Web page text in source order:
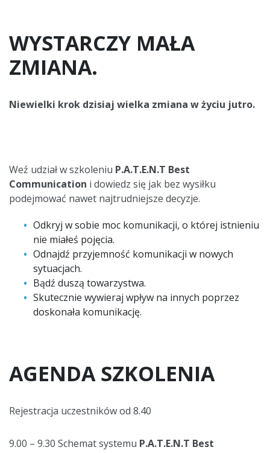
WYSTARCZY MAŁA
ZMIANA.
Niewielki krok dzisiaj wielka zmiana w życiu jutro.
Weź udział w szkoleniu P.A.T.E.N.T Best
Communication i dowiedz się jak bez wysiłku
podejmować nawet najtrudniejsze decyzje.
Odkryj w sobie moc komunikacji, o której istnieniu
nie miałeś pojęcia.
Odnajdź przyjemność komunikacji w nowych
sytuacjach.
Bądź duszą towarzystwa.
Skutecznie wywieraj wpływ na innych poprzez
doskonała komunikację.
AGENDA SZKOLENIA
Rejestracja uczestników od 8.40
9.00 – 9.30 Schemat systemu P.A.T.E.N.T Best